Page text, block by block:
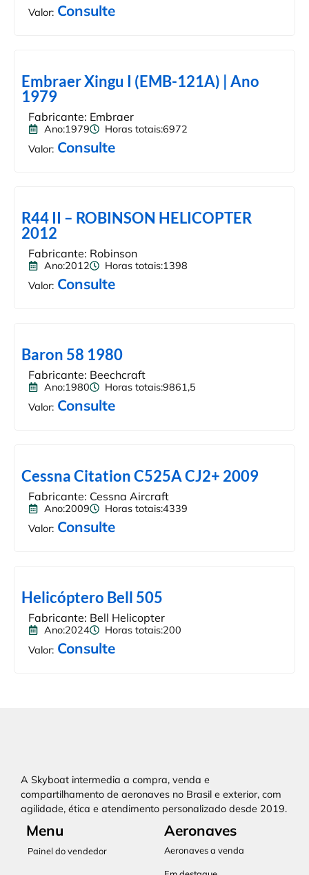
Valor: Consulte
Embraer Xingu I (EMB-121A) | Ano
1979
Fabricante: Embraer
Ano:1979 Horas totais:6972
Valor: Consulte
R44 II – ROBINSON HELICOPTER
2012
Fabricante: Robinson
Ano:2012 Horas totais:1398
Valor: Consulte
Baron 58 1980
Fabricante: Beechcraft
Ano:1980 Horas totais:9861,5
Valor: Consulte
Cessna Citation C525A CJ2+ 2009
Fabricante: Cessna Aircraft
Ano:2009 Horas totais:4339
Valor: Consulte
Helicóptero Bell 505
Fabricante: Bell Helicopter
Ano:2024 Horas totais:200
Valor: Consulte
A Skyboat intermedia a compra, venda e
compartilhamento de aeronaves no Brasil e exterior, com
agilidade, ética e atendimento personalizado desde 2019.
Menu
Painel do vendedor
Aeronaves
Aeronaves a venda